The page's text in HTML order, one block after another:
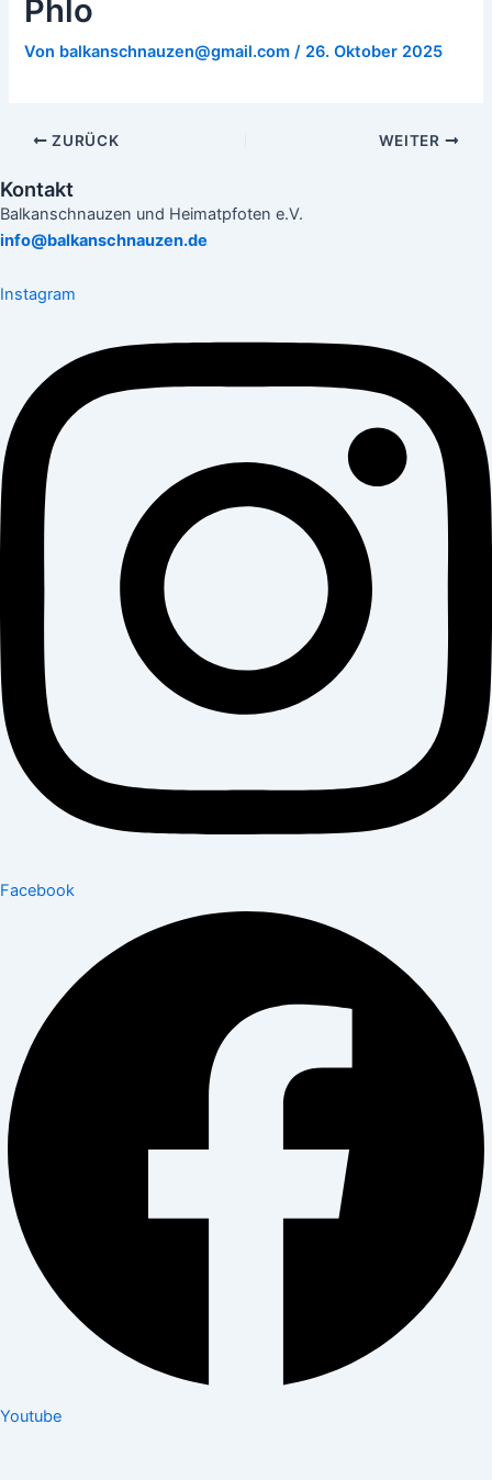
Phlo
Von balkanschnauzen@gmail.com/ 26. Oktober 2025
ZURÜCK WEITER
Kontakt
Balkanschnauzen und Heimatpfoten e.V.
info@balkanschnauzen.de
Instagram
Facebook
Youtube